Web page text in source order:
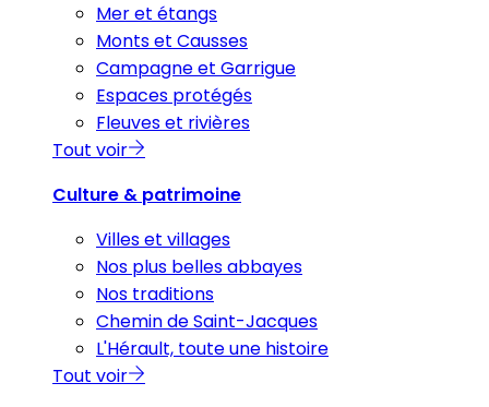
Mer et étangs
Monts et Causses
Campagne et Garrigue
Espaces protégés
Fleuves et rivières
Tout voir
Culture & patrimoine
Villes et villages
Nos plus belles abbayes
Nos traditions
Chemin de Saint-Jacques
L'Hérault, toute une histoire
Tout voir